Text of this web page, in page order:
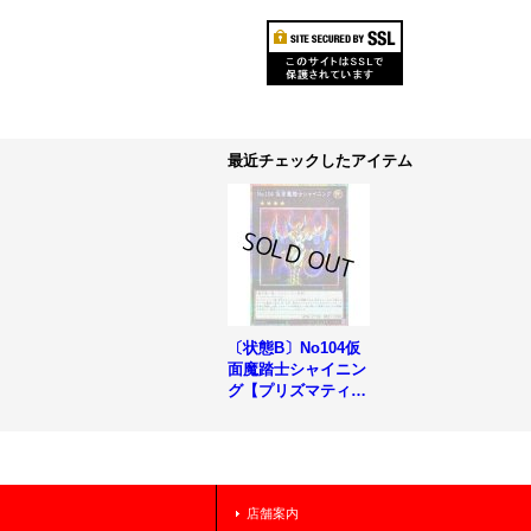
最近チェックしたアイテム
〔状態B〕No104仮
面魔踏士シャイニン
グ【プリズマティッ
店舗案内